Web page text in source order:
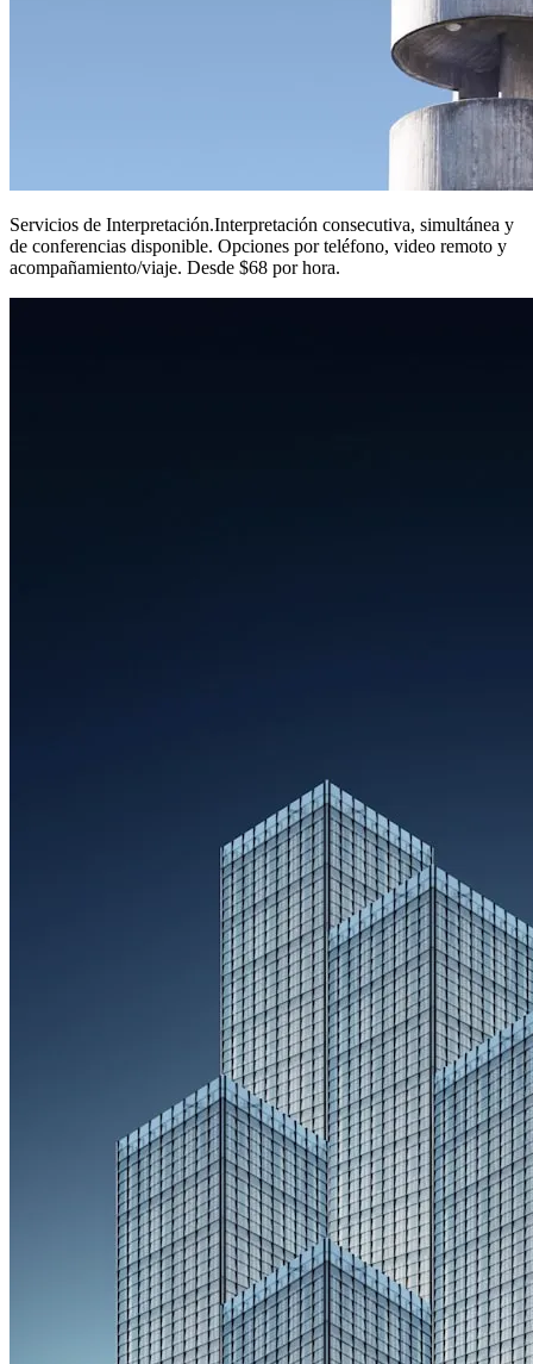
Servicios de Interpretación.Interpretación consecutiva, simultánea y
de conferencias disponible. Opciones por teléfono, video remoto y
acompañamiento/viaje. Desde $68 por hora.